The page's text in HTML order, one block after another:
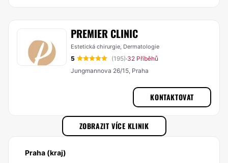
PREMIER CLINIC
Estetická chirurgie, Dermatologie
5 (195)·32 Příběhů
Jungmannova 26/15, Praha
KONTAKTOVAT
ZOBRAZIT VÍCE KLINIK
Praha (kraj)